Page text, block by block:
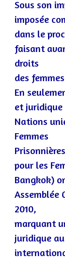
Sous son
imposée
dans le
faisant
droits
des
En
et juridique
Nations
Femmes
pour les
Bangkok)
Assemblée
2010,
marquant
juridique au